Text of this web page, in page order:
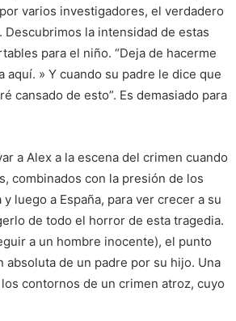
varios investigadores, el verdadero
la intensidad de estas
para el niño. “Deja de hacerme
aquí. » Y cuando su padre le dice que
cansado de esto”. Es demasiado para
a Alex a la escena del crimen cuando
combinados con la presión de los
luego a España, para ver crecer a su
de todo el horror de esta tragedia.
a un hombre inocente), el punto
de un padre por su hijo. Una
contornos de un crimen atroz, cuyo